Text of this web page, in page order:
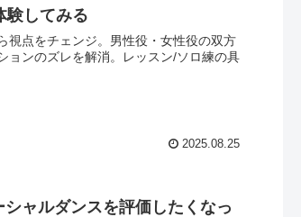
験してみる
視点をチェンジ。男性役・女性役の双方
ョンのズレを解消。レッスン/ソロ練の具
2025.08.25
シャルダンスを評価したくなっ